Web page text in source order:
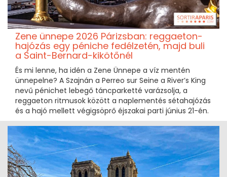
Zene ünnepe 2026 Párizsban: reggaeton-
hajózás egy péniche fedélzetén, majd buli
a Saint-Bernard-kikötőnél
És mi lenne, ha idén a Zene Ünnepe a víz mentén
ünnepelne? A Szajnán a Perreo sur Seine a River’s King
nevű pénichet lebegő táncparketté varázsolja, a
reggaeton ritmusok között a naplementés sétahajózás
és a hajó mellett végigsöprő éjszakai parti június 21-én.